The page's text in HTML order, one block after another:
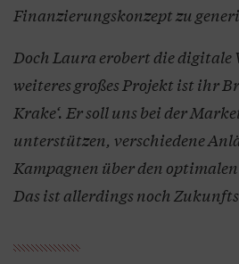
Finanzierungskonzept zu
Doch Laura erobert die
weiteres großes Projekt ist ihr
Krake‘. Er soll uns bei der
unterstützen, verschiedene
Kampagnen über den
Das ist allerdings noch